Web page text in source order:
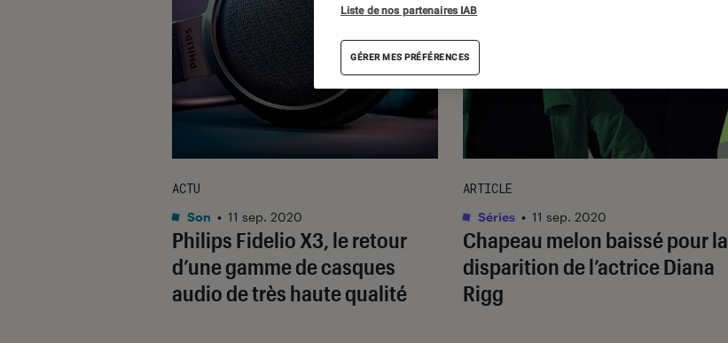
Philips Fidelio X3, le retour
d’une gamme de casques
audio de très haute qualité
ACTU
Son • 11 sep. 2020
Chapeau melon baissé pour la
disparition de l’actrice Diana
Rigg
ARTICLE
Séries • 11 sep. 2020
Liste de nos partenaires IAB
GÉRER MES PRÉFÉRENCES